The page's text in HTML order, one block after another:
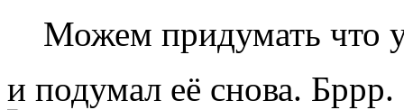
Можем придумать что
и подумал её снова. Бррр.